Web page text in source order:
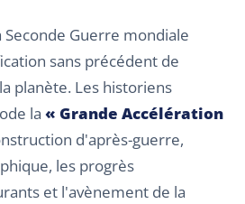
Guerre mondiale
sans précédent de
planète. Les historiens
la « Grande Accélération
d'après-guerre,
les progrès
et l'avènement de la